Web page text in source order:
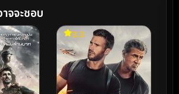
จจะชอบ
3.3